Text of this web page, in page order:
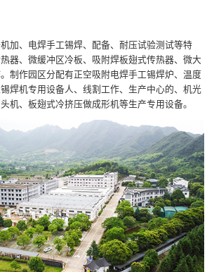
加、电焊手工锡焊、配备、耐压试验测试等特
器、微缓冲区冷板、吸附焊板翅式传热器、微大
制作园区分配有正空吸附电焊手工锡焊炉、温度
焊机专用设备人、线割工作、生产中心的、机光
机、板翅式冷挤压做成形机等生产专用设备。